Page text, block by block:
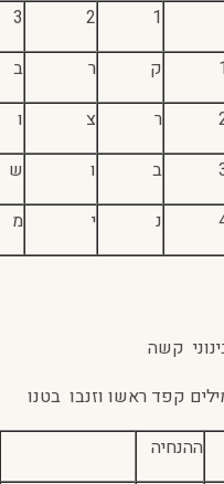
1
2
3
ק ר ב
ר צ ו
ב ו ש
נ י מ
קשה
קפד ראשו וזנבו בטנו
ההנחיה